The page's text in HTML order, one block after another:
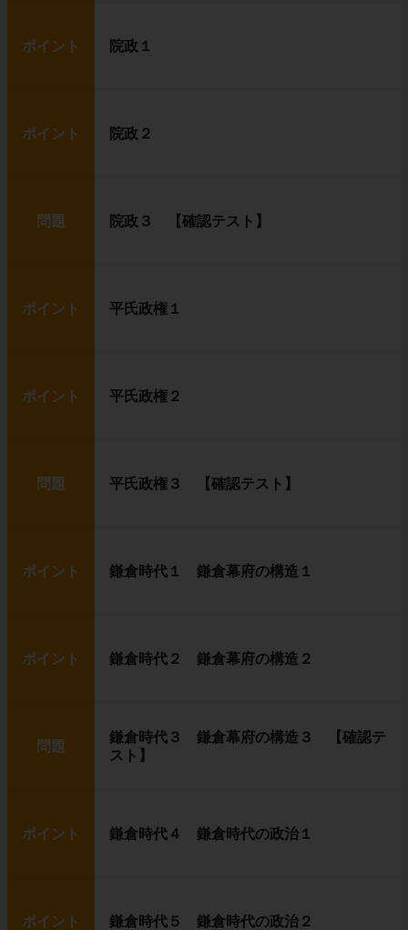
ポイント 院政１
ポイント 院政２
問題 院政３ 【確認テスト】
ポイント 平氏政権１
ポイント 平氏政権２
問題 平氏政権３ 【確認テスト】
ポイント 鎌倉時代１ 鎌倉幕府の構造１
ポイント 鎌倉時代２ 鎌倉幕府の構造２
問題
鎌倉時代３ 鎌倉幕府の構造３ 【確認テ
スト】
ポイント 鎌倉時代４ 鎌倉時代の政治１
ポイント 鎌倉時代５ 鎌倉時代の政治２